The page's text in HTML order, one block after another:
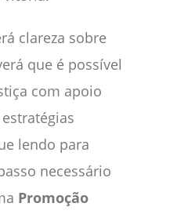
clareza sobre
que é possível
com apoio
lendo para
necessário
Promoção